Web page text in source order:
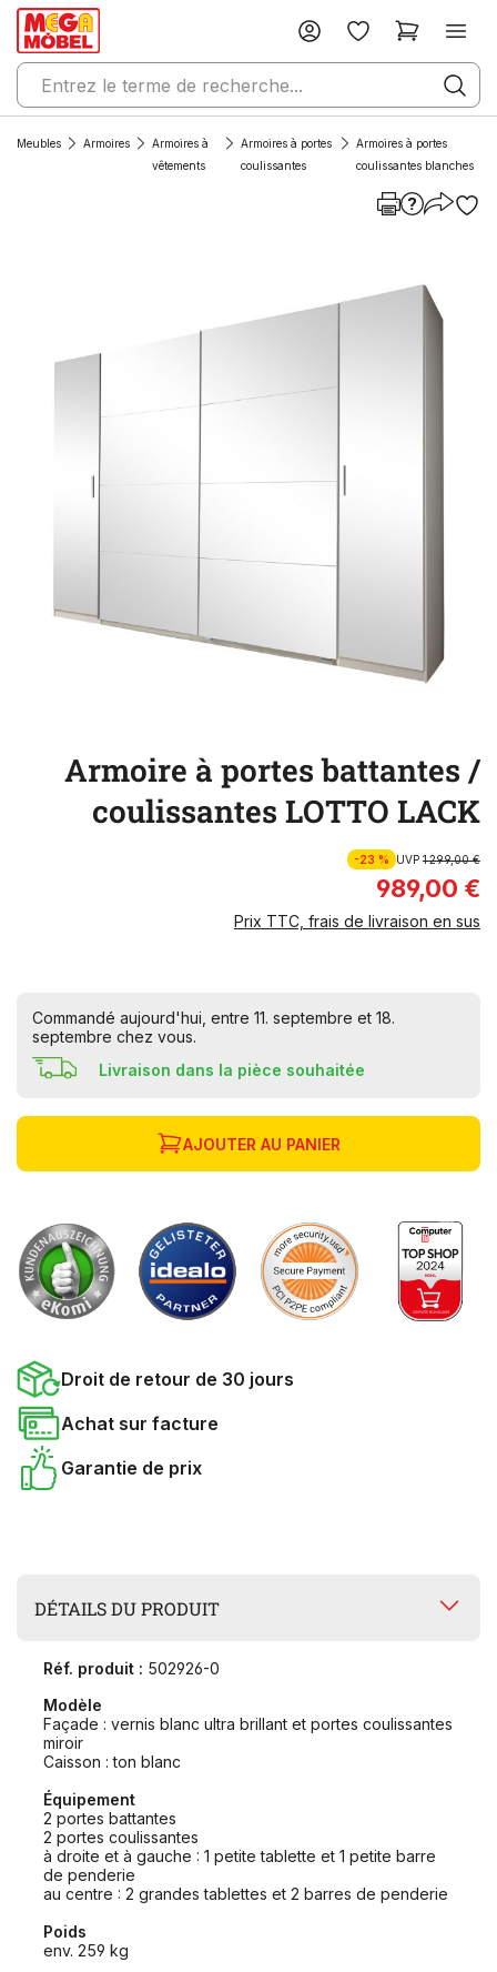
Meubles Armoires
Armoires à
vêtements
Armoires à portes
coulissantes
Armoires à portes
coulissantes blanches
Armoire à portes battantes /
coulissantes LOTTO LACK
-23 % UVP1 299,00 €
989,00 €
Prix TTC, frais de livraison en sus
Commandé aujourd'hui, entre 11. septembre et 18.
septembre chez vous.
Livraison dans la pièce souhaitée
AJOUTER AU PANIER
Droit de retour de 30 jours
Achat sur facture
Garantie de prix
DÉTAILS DU PRODUIT
Réf. produit : 502926-0
Modèle
Façade : vernis blanc ultra brillant et portes coulissantes
miroir
Caisson : ton blanc
Équipement
2 portes battantes
2 portes coulissantes
à droite et à gauche : 1 petite tablette et 1 petite barre
de penderie
au centre : 2 grandes tablettes et 2 barres de penderie
Poids
env. 259 kg